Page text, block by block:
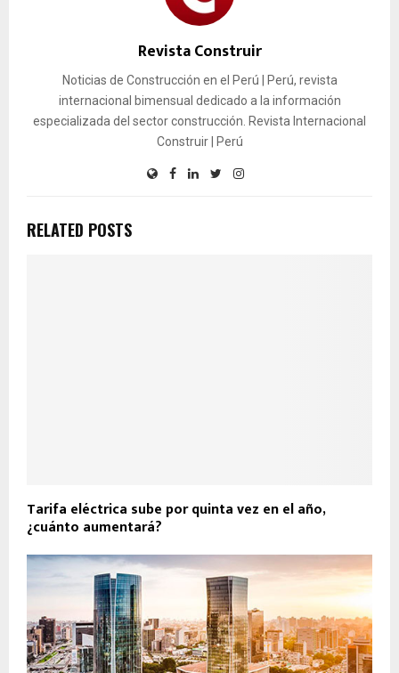
Revista Construir
Noticias de Construcción en el Perú | Perú, revista
internacional bimensual dedicado a la información
especializada del sector construcción. Revista Internacional
Construir | Perú
RELATED POSTS
Tarifa eléctrica sube por quinta vez en el año,
¿cuánto aumentará?